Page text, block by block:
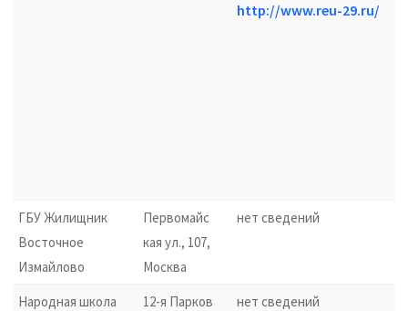
http://www.reu-29.ru/
ГБУ Жилищник
Восточное
Измайлово
Первомайс
кая ул., 107,
Москва
нет сведений
Народная школа
12-я Парков
нет сведений